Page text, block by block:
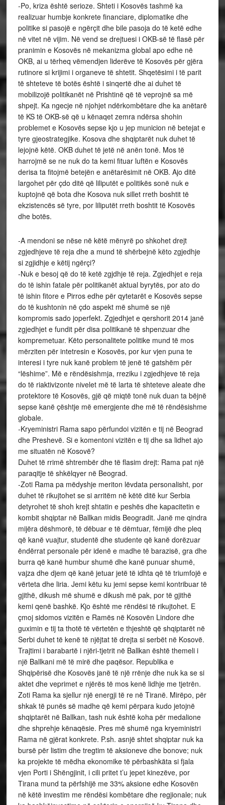
-Po, kriza është serioze. Shteti i Kosovës tashmë ka
realizuar humbje konkrete financiare, diplomatike dhe
politike si pasojë e ngërçit dhe bile pasoja do të ketë edhe
në vitet në vijim. Në vend se drejtuesi i OKB-së të flasë për
pranimin e Kosovës në mekanizma global apo edhe në
OKB, ai u tërheq vëmendjen liderëve të Kosovës për gjëra
rutinore si krijimi i organeve të shtetit. Shqetësimi i të parit
të shteteve të botës është i sinqertë dhe ai duhet të
mobilizojë politikanët në Prishtinë që të veprojnë sa më
shpejt. Ka ngecje në njohjet ndërkombëtare dhe ka anëtarë
të KS të OKB-së që u kënaqet zemra ndërsa shohin
problemet e Kosovës sepse kjo u jep municion në betejat e
tyre gjeostrategjike. Kosova dhe shqiptarët nuk duhet të
lejojnë këtë. OKB duhet të jetë në anën tonë. Mos të
harrojmë se ne nuk do ta kemi fituar luftën e Kosovës
derisa ta fitojmë betejën e anëtarësimit në OKB. Ajo ditë
largohet për çdo ditë që liliputët e politikës sonë nuk e
kuptojnë që bota dhe Kosova nuk sillet rreth boshtit të
ekzistencës së tyre, por liliputët rreth boshtit të Kosovës
dhe botës.
-A mendoni se nëse në këtë mënyrë po shkohet drejt
zgjedhjeve të reja dhe a mund të shërbejnë këto zgjedhje
si zgjidhje e këtij ngërçi?
-Nuk e besoj që do të ketë zgjdhje të reja. Zgjedhjet e reja
do të ishin fatale për politikanët aktual byrytës, por ato do
të ishin fitore e Pirros edhe për qytetarët e Kosovës sepse
do të kushtonin në çdo aspekt më shumë se një
kompromis sado joperfekt. Zgjedhjet e qershorit 2014 janë
zgjedhjet e fundit për disa politikanë të shpenzuar dhe
kompremetuar. Këto personalitete politike mund të mos
mërziten për intetresin e Kosovës, por kur vjen puna te
interesi i tyre nuk kanë problem të jenë të gatshëm për
“lëshime”. Më e rëndësishmja, rreziku i zgjedhjeve të reja
do të riaktivizonte nivelet më të larta të shteteve aleate dhe
protektore të Kosovës, gjë që miqtë tonë nuk duan ta bëjnë
sepse kanë çështje më emergjente dhe më të rëndësishme
globale.
-Kryeministri Rama sapo përfundoi vizitën e tij në Beograd
dhe Preshevë. Si e komentoni vizitën e tij dhe sa lidhet ajo
me situatën në Kosovë?
Duhet të rrimë shtrembër dhe të flasim drejt: Rama pat një
paraqitje të shkëlqyer në Beograd.
-Zoti Rama pa mëdyshje meriton lëvdata personalisht, por
duhet të rikujtohet se si arritëm në këtë ditë kur Serbia
detyrohet të shoh krejt shtatin e peshës dhe kapacitetin e
kombit shqiptar në Ballkan midis Beogradit. Janë me qindra
mijëra dëshmorë, të dëbuar e të dëmtuar, fëmijë dhe pleq
që kanë vuajtur, studentë dhe studente që kanë dorëzuar
ëndërrat personale për idenë e madhe të barazisë, gra dhe
burra që kanë humbur shumë dhe kanë punuar shumë,
vajza dhe djem që kanë jetuar jetë të idhta që të triumfojë e
vërteta dhe liria. Jemi këtu ku jemi sepse kemi kontribuar të
gjithë, dikush më shumë e dikush më pak, por të gjithë
kemi qenë bashkë. Kjo është me rëndësi të rikujtohet. E
çmoj sidomos vizitën e Ramës në Kosovën Lindore dhe
guximin e tij ta thotë të vërtetën e thjeshtë që shqiptarët në
Serbi duhet të kenë të njëjtat të drejta si serbët në Kosovë.
Trajtimi i barabartë i njëri-tjetrit në Ballkan është themeli i
një Ballkani më të mirë dhe paqësor. Republika e
Shqipërisë dhe Kosovës janë të një rrënje dhe nuk ka se si
aktet dhe veprimet e njërës të mos kenë lidhje me tjetrën.
Zoti Rama ka sjellur një energji të re në Tiranë. Mirëpo, për
shkak të punës së madhe që kemi përpara kudo jetojnë
shqiptarët në Ballkan, tash nuk është koha për medalione
dhe shprehje kënaqësie. Pres më shumë nga kryeministri
Rama në gjërat konkrete. P.sh. asnjë shtet shqiptar nuk ka
bursë për listim dhe tregtim të aksioneve dhe bonove; nuk
ka projekte të mëdha ekonomike të përbashkäta si fjala
vjen Porti i Shëngjinit, i cili pritet t’u jepet kinezëve, por
Tirana mund ta përfshijë me 33% aksione edhe Kosovën
në këtë investim me rëndësi kombëtare dhe regjionale; nuk